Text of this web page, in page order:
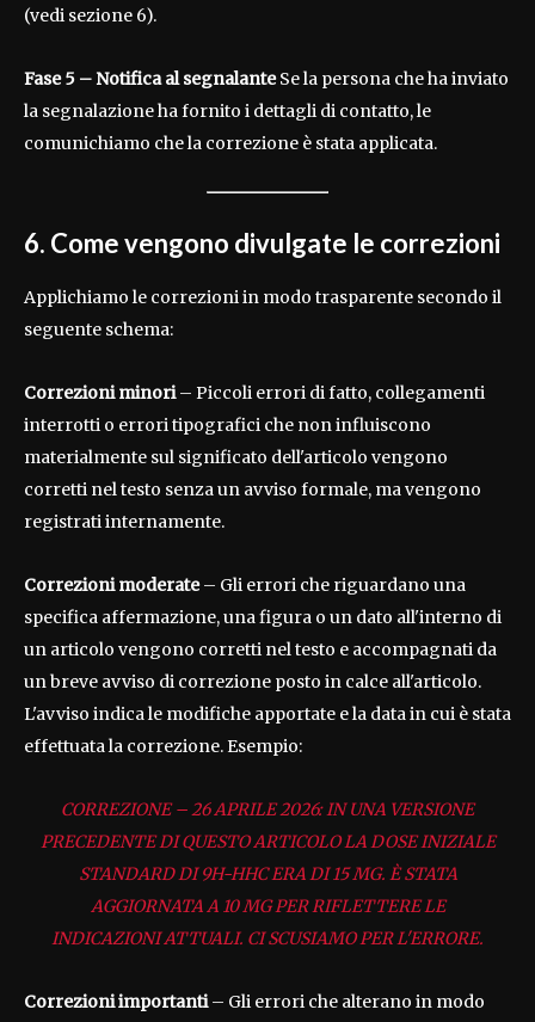
(vedi sezione 6).
Fase 5 – Notifica al segnalanteSe la persona che ha inviato
la segnalazione ha fornito i dettagli di contatto, le
comunichiamo che la correzione è stata applicata.
6. Come vengono divulgate le correzioni
Applichiamo le correzioni in modo trasparente secondo il
seguente schema:
Correzioni minori– Piccoli errori di fatto, collegamenti
interrotti o errori tipografici che non influiscono
materialmente sul significato dell'articolo vengono
corretti nel testo senza un avviso formale, ma vengono
registrati internamente.
Correzioni moderate– Gli errori che riguardano una
specifica affermazione, una figura o un dato all'interno di
un articolo vengono corretti nel testo e accompagnati da
un breve avviso di correzione posto in calce all'articolo.
L'avviso indica le modifiche apportate e la data in cui è stata
effettuata la correzione. Esempio:
CORREZIONE – 26 APRILE 2026: IN UNA VERSIONE
PRECEDENTE DI QUESTO ARTICOLO LA DOSE INIZIALE
STANDARD DI 9H-HHC ERA DI 15 MG. È STATA
AGGIORNATA A 10 MG PER RIFLETTERE LE
INDICAZIONI ATTUALI. CI SCUSIAMO PER L'ERRORE.
Correzioni importanti– Gli errori che alterano in modo